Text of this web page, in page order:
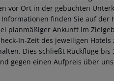
vor Ort in der gebuchten
finden Sie auf der
planmäßiger Ankunft im
In-Zeit des jeweiligen
Dies schließt Rückflüge bis
gegen einen Aufpreis über